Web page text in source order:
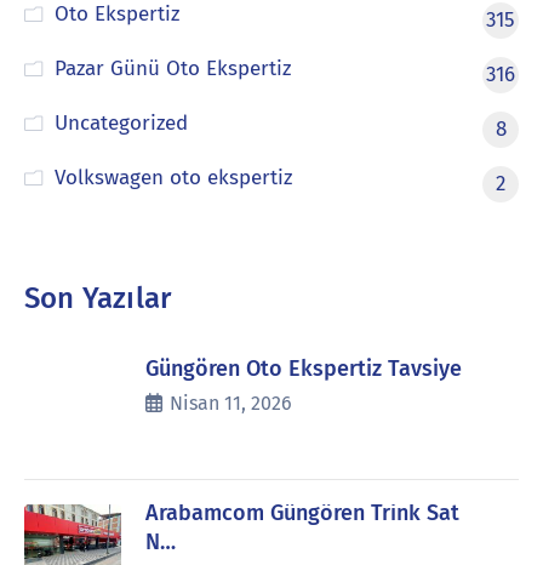
Oto Ekspertiz
315
Pazar Günü Oto Ekspertiz
316
Uncategorized
8
Volkswagen oto ekspertiz
2
Son Yazılar
Güngören Oto Ekspertiz Tavsiye
Nisan 11, 2026
Arabamcom Güngören Trink Sat
N…